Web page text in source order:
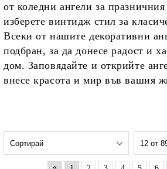
от коледни ангели за
изберете винтидж стил за
Всеки от нашите декоративни
подбран, за да донесе радост и
дом. Заповядайте и открийте
внесе красота и мир във вашия
«